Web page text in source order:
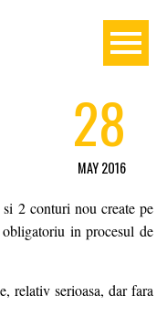
28
MAY 2016
2 conturi nou create pe
in procesul de
relativ serioasa, dar fara